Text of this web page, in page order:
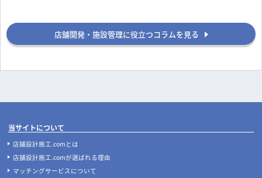
飲食店開業の要！業務用厨房機器の
地下店舗の内装を成功させるには？